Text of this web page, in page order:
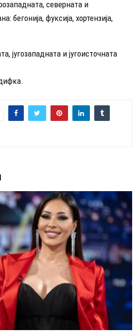
северната и
бегонија, фуксија, хортензија,
југозападната и југоисточната